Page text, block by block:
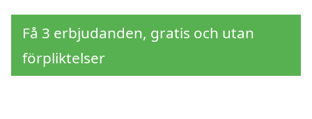
Få 3 erbjudanden, gratis och utan
förpliktelser